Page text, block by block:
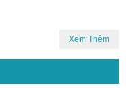
Xem Thêm